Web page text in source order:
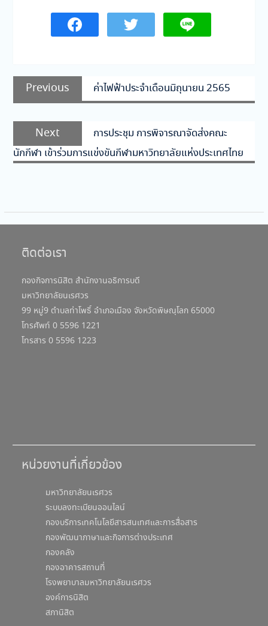
แนะแนว
เรื่อง
Previous
Previous
post:
ค่าไฟฟ้าประจำเดือนมิถุนายน 2565
Next
Next
post:
การประชุม การพิจารณาจัดส่งคณะ
นักกีฬา เข้าร่วมการแข่งขันกีฬามหาวิทยาลัยแห่งประเทศไทย
ติดต่อเรา
กองกิจการนิสิต สำนักงานอธิการบดี
มหาวิทยาลัยนเรศวร
99 หมู่9 ตำบลท่าโพธิ์ อำเภอเมือง จังหวัดพิษณุโลก 65000
โทรศัพท์ 0 5596 1221
โทรสาร 0 5596 1223
หน่วยงานที่เกี่ยวข้อง
มหาวิทยาลัยนเรศวร
ระบบลงทะเบียนออนไลน์
กองบริการเทคโนโลยีสารสนเทศและการสื่อสาร
กองพัฒนาภาษาและกิจการต่างประเทศ
กองคลัง
กองอาคารสถานที่
โรงพยาบาลมหาวิทยาลัยนเรศวร
องค์การนิสิต
สภานิสิต